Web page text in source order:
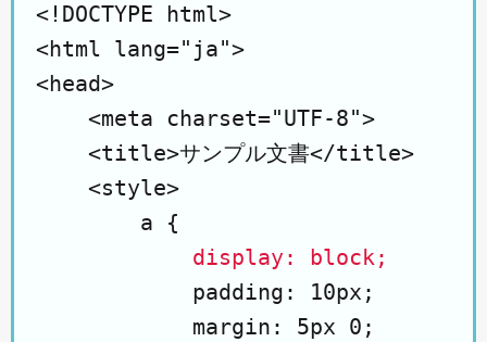
<!DOCTYPE html>
<html lang="ja">
<head>
    <meta charset="UTF-8">
    <title>サンプル文書</title>
    <style>
        a {
display: block;
            padding: 10px;
            margin: 5px 0;